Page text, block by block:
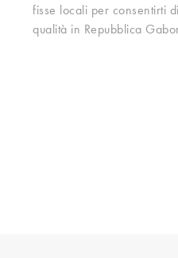
fisse locali per consentirti
qualità in Repubblica